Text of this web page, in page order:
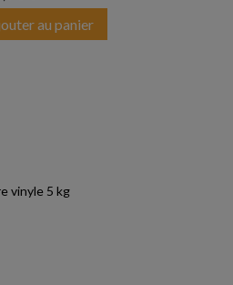
au panier